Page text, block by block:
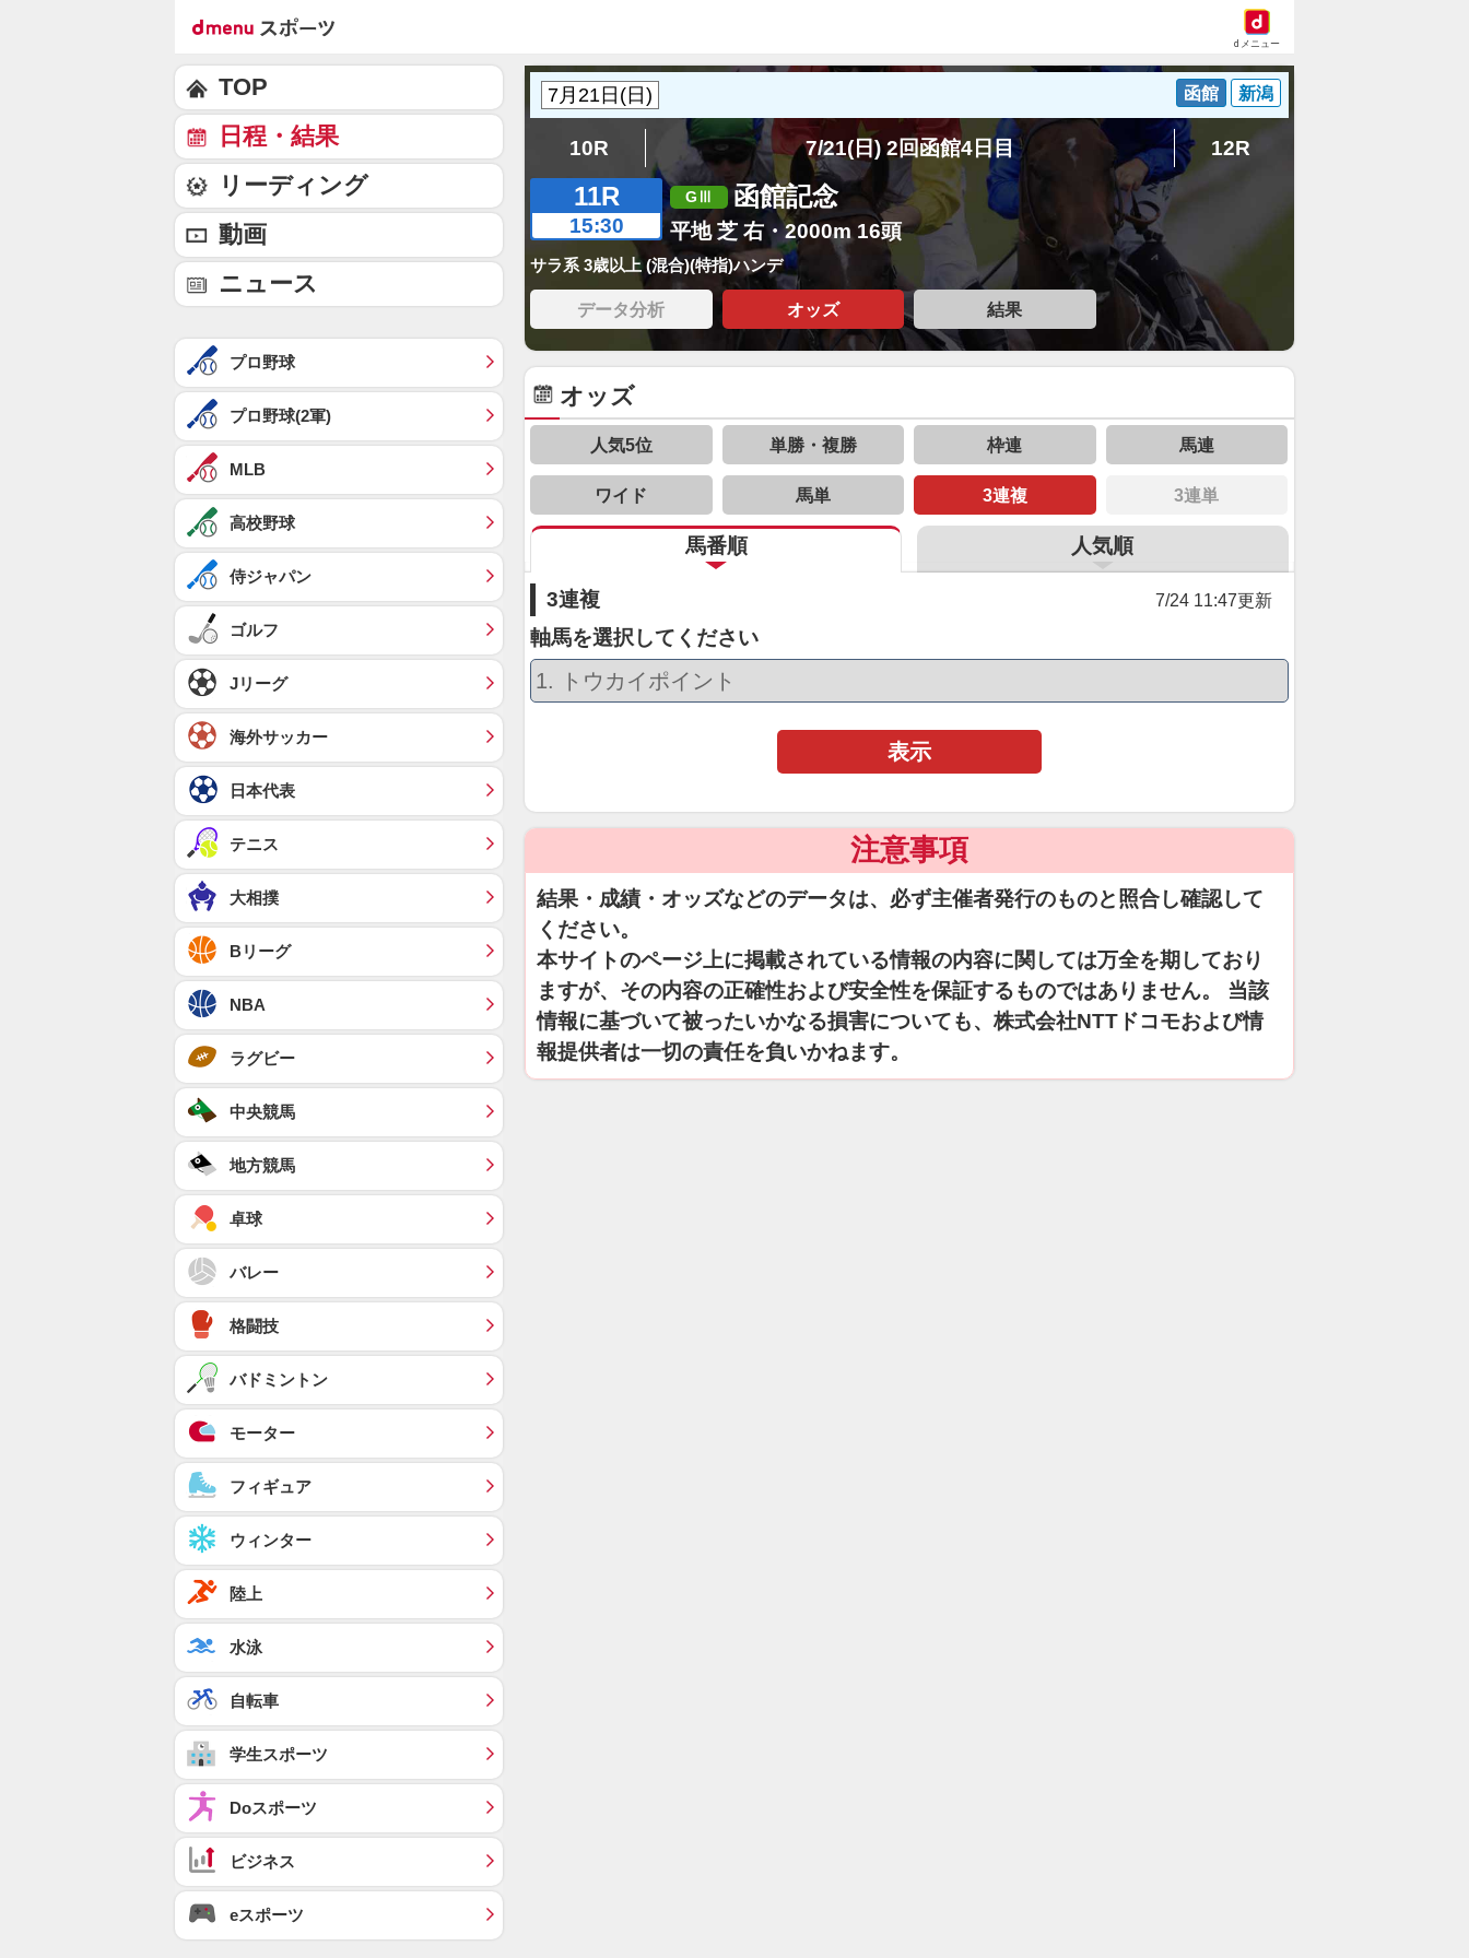
dメニュー
函館 新潟
10R 7/21(日) 2回函館4日目 12R
11R
15:30
函館記念
平地 芝 右・2000m 16頭
サラ系 3歳以上 (混合)(特指)ハンデ
データ分析 オッズ 結果
オッズ
人気5位 単勝・複勝 枠連 馬連
ワイド 馬単 3連複 3連単
馬番順 人気順
3連複 7/24 11:47更新
軸馬を選択してください
表示
注意事項
結果・成績・オッズなどのデータは、必ず主催者発行のものと照合し確認して
ください。
本サイトのページ上に掲載されている情報の内容に関しては万全を期しており
ますが、その内容の正確性および安全性を保証するものではありません。 当該
情報に基づいて被ったいかなる損害についても、株式会社NTTドコモおよび情
報提供者は一切の責任を負いかねます。
TOP
日程・結果
リーディング
動画
ニュース
プロ野球
プロ野球(2軍)
MLB
高校野球
侍ジャパン
ゴルフ
Jリーグ
海外サッカー
日本代表
テニス
大相撲
Bリーグ
NBA
ラグビー
中央競馬
地方競馬
卓球
バレー
格闘技
バドミントン
モーター
フィギュア
ウィンター
陸上
水泳
自転車
学生スポーツ
Doスポーツ
ビジネス
eスポーツ